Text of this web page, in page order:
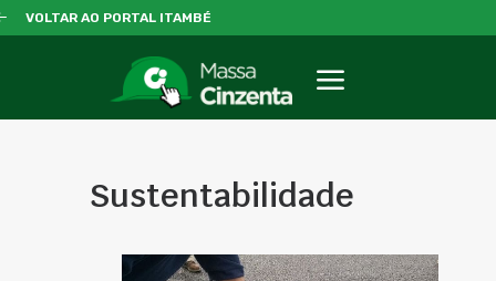
VOLTAR AO PORTAL ITAMBÉ
Sustentabilidade